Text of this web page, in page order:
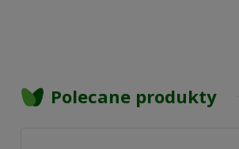
Polecane produkty